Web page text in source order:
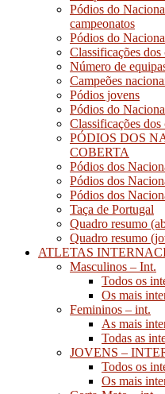
Pódios do
campeonatos
Pódios do
Classificações dos
Número de
Campeões
Pódios jovens
Pódios do
Classificações
PÓDIOS DOS
COBERTA
Pódios dos
Pódios dos
Pódios dos
Taça de Portugal
Quadro resumo
Quadro resumo
ATLETAS
Masculinos – Int.
Todos os
Os mais
Femininos – int.
As mais
Todas as
JOVENS –
Todos os
Os mais